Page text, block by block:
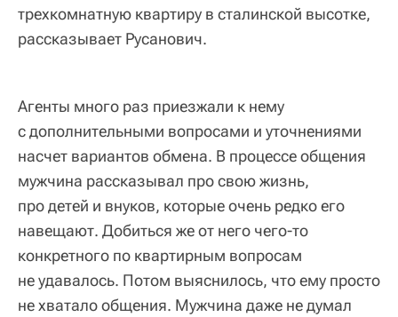
трехкомнатную квартиру в сталинской высотке,
рассказывает Русанович.
Агенты много раз приезжали к нему
с дополнительными вопросами и уточнениями
насчет вариантов обмена. В процессе общения
мужчина рассказывал про свою жизнь,
про детей и внуков, которые очень редко его
навещают. Добиться же от него чего-то
конкретного по квартирным вопросам
не удавалось. Потом выяснилось, что ему просто
не хватало общения. Мужчина даже не думал